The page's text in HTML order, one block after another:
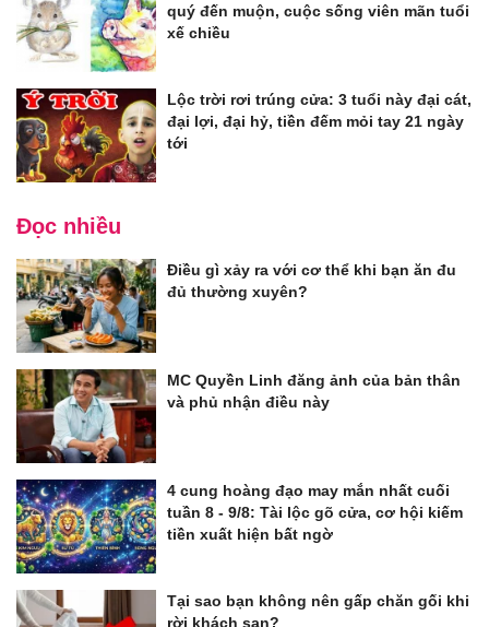
quý đến muộn, cuộc sống viên mãn tuổi
xế chiều
Lộc trời rơi trúng cửa: 3 tuổi này đại cát,
đại lợi, đại hỷ, tiền đếm mỏi tay 21 ngày
tới
Đọc nhiều
Điều gì xảy ra với cơ thể khi bạn ăn đu
đủ thường xuyên?
MC Quyền Linh đăng ảnh của bản thân
và phủ nhận điều này
4 cung hoàng đạo may mắn nhất cuối
tuần 8 - 9/8: Tài lộc gõ cửa, cơ hội kiếm
tiền xuất hiện bất ngờ
Tại sao bạn không nên gấp chăn gối khi
rời khách sạn?